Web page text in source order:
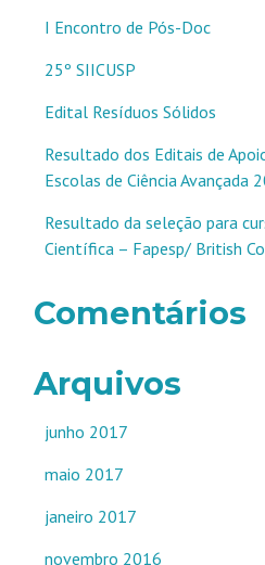
I Encontro de Pós-Doc
25º SIICUSP
Edital Resíduos Sólidos
Resultado dos Editais de
Escolas de Ciência Avançada
Resultado da seleção para
Científica – Fapesp/ British
Comentários
Arquivos
junho 2017
maio 2017
janeiro 2017
novembro 2016